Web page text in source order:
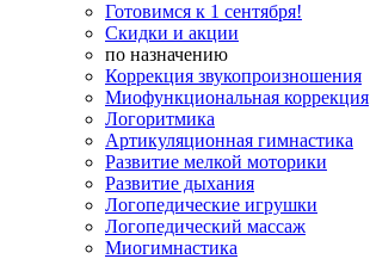
Готовимся к 1 сентября!
Скидки и акции
по назначению
Коррекция звукопроизношения
Миофункциональная коррекция
Логоритмика
Артикуляционная гимнастика
Развитие мелкой моторики
Развитие дыхания
Логопедические игрушки
Логопедический массаж
Миогимнастика